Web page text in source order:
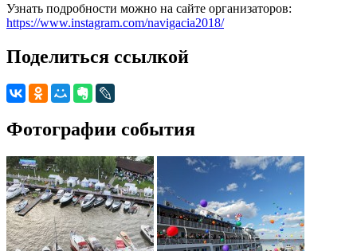
Узнать подробности можно на сайте организаторов:
https://www.instagram.com/navigacia2018/
Поделиться ссылкой
Фотографии события